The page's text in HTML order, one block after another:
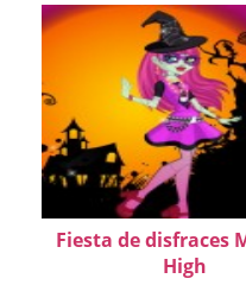
Fiesta de disfraces
High